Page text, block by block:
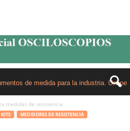
medidas de resistencia
KITS
MEDIDORES DE RESISTENCIA